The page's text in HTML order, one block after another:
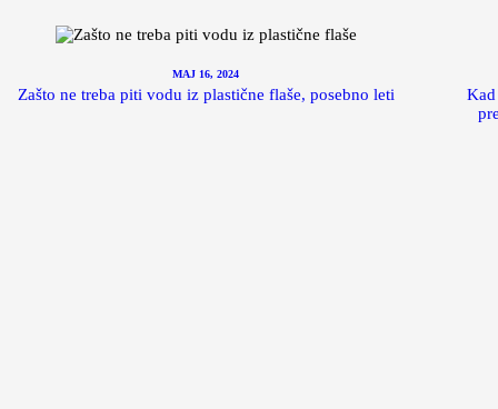
MAJ 16, 2024
Zašto ne treba piti vodu iz plastične flaše, posebno leti